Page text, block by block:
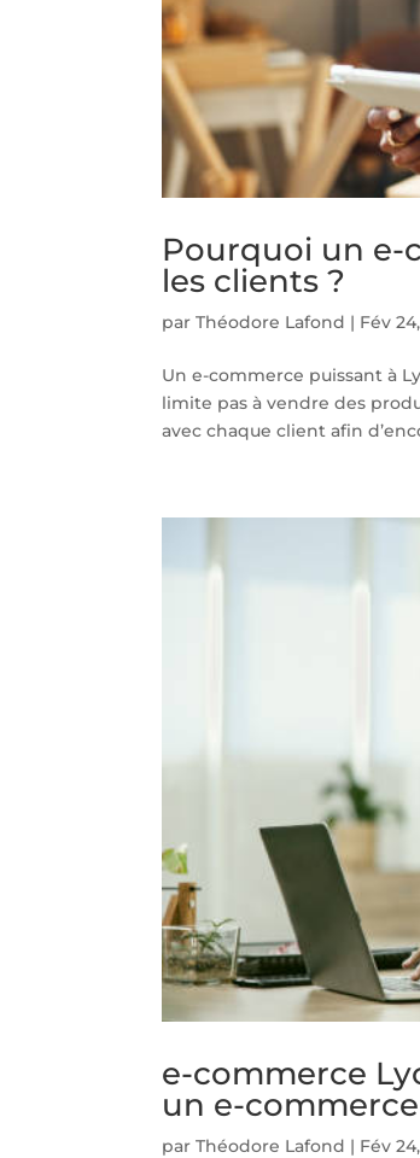
Pourquoi un e-
les clients ?
parThéodore Lafond | Fév
Un e-commerce puissant à
limite pas à vendre des
avec chaque client afin
e-commerce
un e-
parThéodore Lafond | Fév